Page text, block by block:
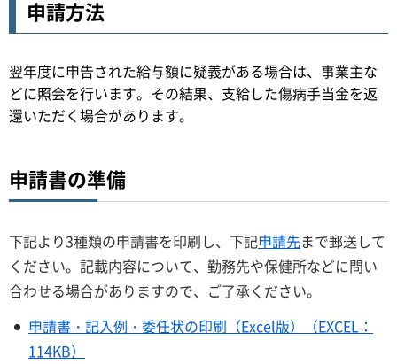
申請方法
翌年度に申告された給与額に疑義がある場合は、事業主な
どに照会を行います。その結果、支給した傷病手当金を返
還いただく場合があります。
申請書の準備
下記より3種類の申請書を印刷し、下記申請先まで郵送して
ください。記載内容について、勤務先や保健所などに問い
合わせる場合がありますので、ご了承ください。
申請書・記入例・委任状の印刷（Excel版）（EXCEL：
114KB）